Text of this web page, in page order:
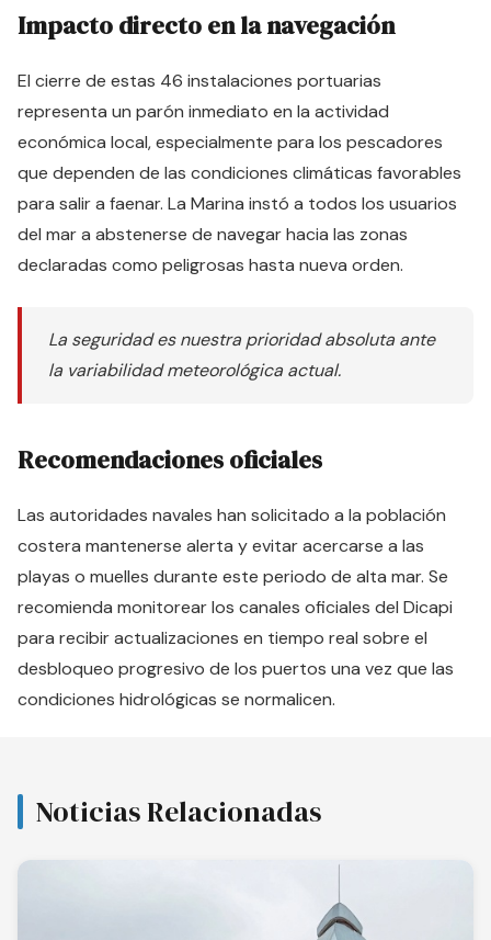
Impacto directo en la navegación
El cierre de estas 46 instalaciones portuarias
representa un parón inmediato en la actividad
económica local, especialmente para los pescadores
que dependen de las condiciones climáticas favorables
para salir a faenar. La Marina instó a todos los usuarios
del mar a abstenerse de navegar hacia las zonas
declaradas como peligrosas hasta nueva orden.
La seguridad es nuestra prioridad absoluta ante
la variabilidad meteorológica actual.
Recomendaciones oficiales
Las autoridades navales han solicitado a la población
costera mantenerse alerta y evitar acercarse a las
playas o muelles durante este periodo de alta mar. Se
recomienda monitorear los canales oficiales del Dicapi
para recibir actualizaciones en tiempo real sobre el
desbloqueo progresivo de los puertos una vez que las
condiciones hidrológicas se normalicen.
Noticias Relacionadas